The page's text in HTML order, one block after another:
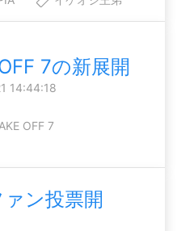
7の新展開
14:44:18
OFF 7
ン投票開